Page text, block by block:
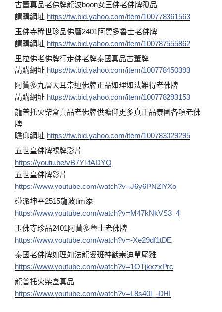
古董真品老佛牌龍波boon女王佛老佛牌孤品
請購網址 https://tw.bid.yahoo.com/item/100778361563
玉佛寺稀世珍品佛曆2401阿賛多魯士老佛牌
請購網址 https://tw.bid.yahoo.com/item/100787555862
里拉佛老佛牌行走佛老牌泰國真品古董牌
請購網址 https://tw.bid.yahoo.com/item/100778450393
阿贊多九層大耳崇迪佛牌正品如理如法難得老佛牌
請購網址 https://tw.bid.yahoo.com/item/100778293153
龍普托火柴盒真品老佛牌供瞻仰更多真正品泰國各項老佛
牌
瞻仰網址 https://tw.bid.yahoo.com/item/100783029295
五世皇佛牌祼牌影片
https://youtu.be/vB7Yl-fADYQ
五世皇佛牌影片
https://www.youtube.com/watch?v=J6y6PNZlYXo
碰派坤平2515龍波tim添
https://www.youtube.com/watch?v=M47kNkVS3_4
玉佛寺珍品2401阿賛多魯士老佛牌
https://www.youtube.com/watch?v=-Xe29df1tDE
泰國老佛牌如理如法龍婆班神獸崇迪單尾雞
https://www.youtube.com/watch?v=1OTjkxzxPrc
龍普托火柴盒真品
https://www.youtube.com/watch?v=L8s40l_-DHI